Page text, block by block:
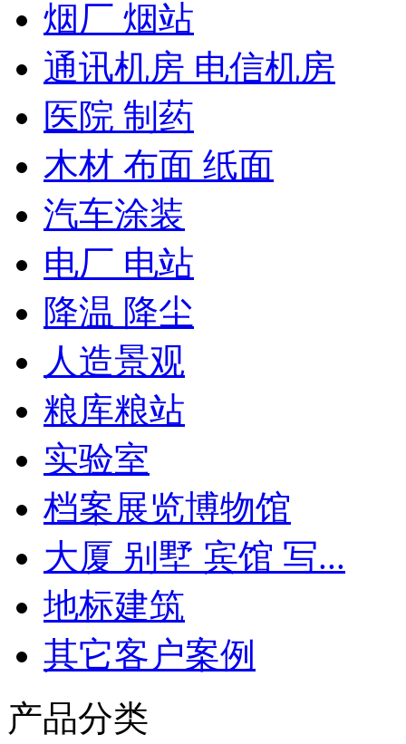
烟厂 烟站
通讯机房 电信机房
医院 制药
木材 布面 纸面
汽车涂装
电厂 电站
降温 降尘
人造景观
粮库粮站
实验室
档案展览博物馆
大厦 别墅 宾馆 写...
地标建筑
其它客户案例
产品分类